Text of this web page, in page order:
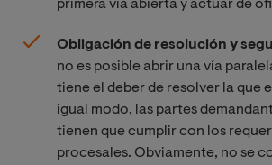
primera vía abierta y actuar de
Obligación de resolución y
no es posible abrir una vía
tiene el deber de resolver la que
igual modo, las partes
tienen que cumplir con los
procesales. Obviamente, no se